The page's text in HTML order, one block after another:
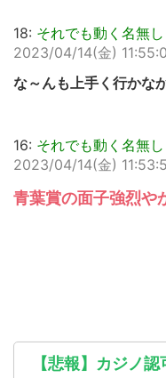
18: それでも動く名無
2023/04/14(金)
な～んも上手く行かな
16: それでも動く名無
2023/04/14(金)
青葉賞の面子強烈や
【悲報】カジノ